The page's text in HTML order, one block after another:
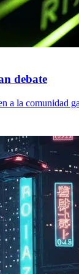
debate
a la comunidad